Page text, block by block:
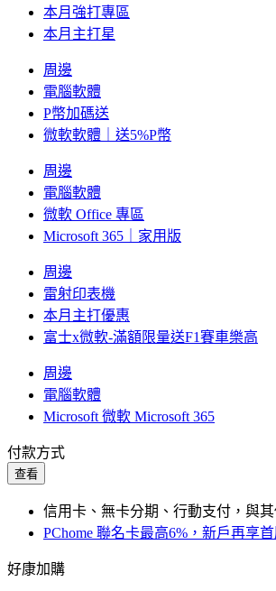
本月強打專區
本月主打星
周邊
電腦軟體
P幣加碼送
微軟軟體｜送5%P幣
周邊
電腦軟體
微軟 Office 專區
Microsoft 365｜家用版
周邊
雷射印表機
本月主打優惠
富士x微軟-滿額限量送F1賽車樂高
周邊
電腦軟體
Microsoft 微軟 Microsoft 365
付款方式
查看
信用卡、無卡分期、行動支付，與
PChome 聯名卡最高6%，新戶再享
好康加購